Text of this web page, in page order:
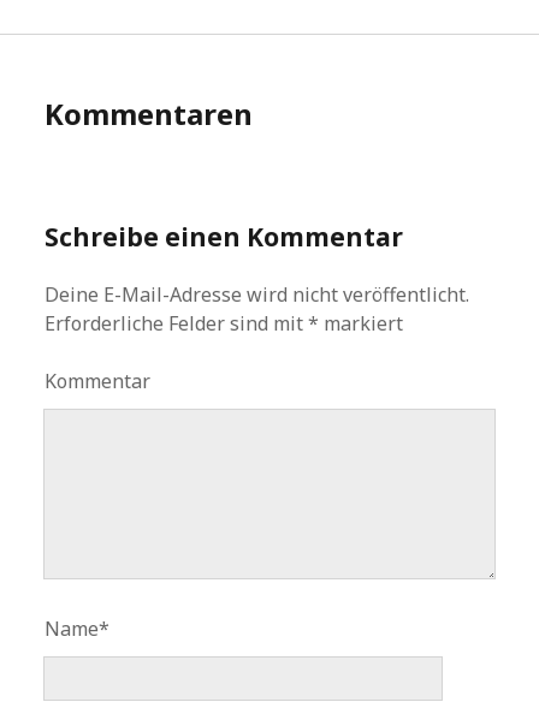
Kommentaren
Schreibe einen Kommentar
Deine E-Mail-Adresse wird nicht veröffentlicht.
Erforderliche Felder sind mit* markiert
Kommentar
Name*